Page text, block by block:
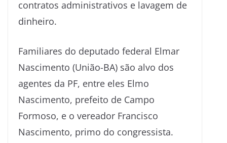
contratos administrativos e lavagem de
dinheiro.
Familiares do deputado federal Elmar
Nascimento (União-BA) são alvo dos
agentes da PF, entre eles Elmo
Nascimento, prefeito de Campo
Formoso, e o vereador Francisco
Nascimento, primo do congressista.